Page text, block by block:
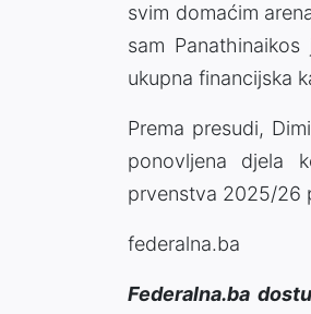
svim domaćim
sam
ukupna financijska
Prema presudi,
ponovljena djela
prvenstva 2025/26
federalna.ba
Federalna.ba